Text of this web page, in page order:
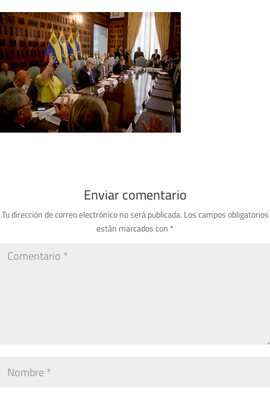
Enviar comentario
Tu dirección de correo electrónico no será publicada. Los campos obligatorios
están marcados con *